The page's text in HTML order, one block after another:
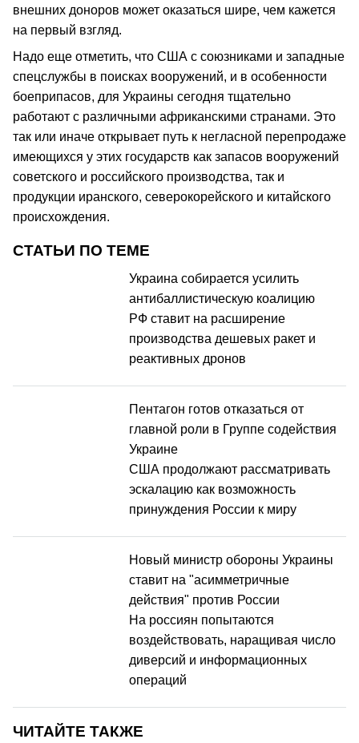
внешних доноров может оказаться шире, чем кажется
на первый взгляд.
Надо еще отметить, что США с союзниками и западные
спецслужбы в поисках вооружений, и в особенности
боеприпасов, для Украины сегодня тщательно
работают с различными африканскими странами. Это
так или иначе открывает путь к негласной перепродаже
имеющихся у этих государств как запасов вооружений
советского и российского производства, так и
продукции иранского, северокорейского и китайского
происхождения.
СТАТЬИ ПО ТЕМЕ
Украина собирается усилить
антибаллистическую коалицию
РФ ставит на расширение
производства дешевых ракет и
реактивных дронов
Пентагон готов отказаться от
главной роли в Группе содействия
Украине
США продолжают рассматривать
эскалацию как возможность
принуждения России к миру
Новый министр обороны Украины
ставит на "асимметричные
действия" против России
На россиян попытаются
воздействовать, наращивая число
диверсий и информационных
операций
ЧИТАЙТЕ ТАКЖЕ